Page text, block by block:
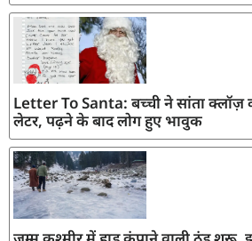
Letter To Santa: बच्ची ने सांता
लेटर, पढ़ने के बाद लोग हुए भावुक